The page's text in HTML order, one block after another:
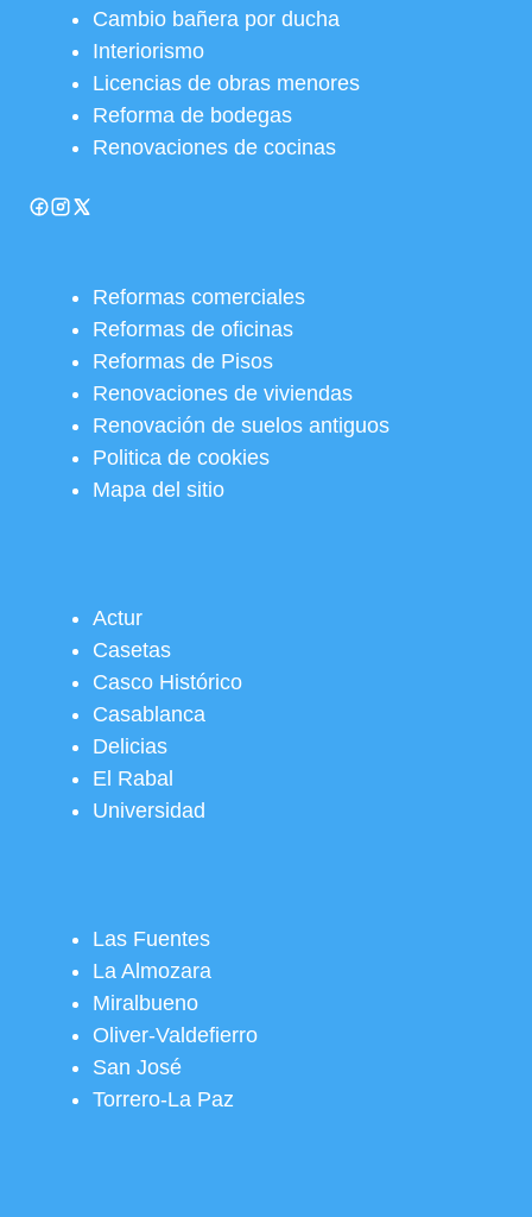
Cambio bañera por ducha
Interiorismo
Licencias de obras menores
Reforma de bodegas
Renovaciones de cocinas
Reformas comerciales
Reformas de oficinas
Reformas de Pisos
Renovaciones de viviendas
Renovación de suelos antiguos
Politica de cookies
Mapa del sitio
Actur
Casetas
Casco Histórico
Casablanca
Delicias
El Rabal
Universidad
Las Fuentes
La Almozara
Miralbueno
Oliver-Valdefierro
San José
Torrero-La Paz